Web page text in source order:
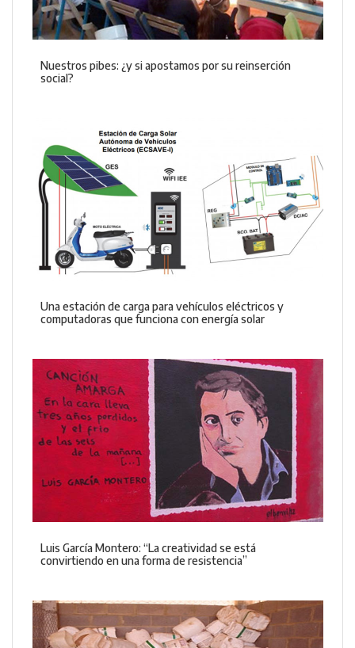
Nuestros pibes: ¿y si apostamos por su reinserción
social?
Una estación de carga para vehículos eléctricos y
computadoras que funciona con energía solar
Luis García Montero: “La creatividad se está
convirtiendo en una forma de resistencia”